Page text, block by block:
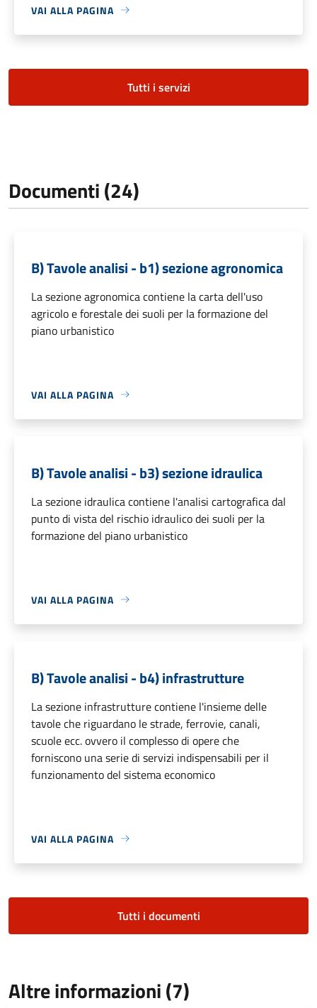
VAI ALLA PAGINA
Tutti i servizi
Documenti (24)
B) Tavole analisi - b1) sezione agronomica
La sezione agronomica contiene la carta dell'uso
agricolo e forestale dei suoli per la formazione del
piano urbanistico
VAI ALLA PAGINA
B) Tavole analisi - b3) sezione idraulica
La sezione idraulica contiene l'analisi cartografica dal
punto di vista del rischio idraulico dei suoli per la
formazione del piano urbanistico
VAI ALLA PAGINA
B) Tavole analisi - b4) infrastrutture
La sezione infrastrutture contiene l'insieme delle
tavole che riguardano le strade, ferrovie, canali,
scuole ecc. ovvero il complesso di opere che
forniscono una serie di servizi indispensabili per il
funzionamento del sistema economico
VAI ALLA PAGINA
Tutti i documenti
Altre informazioni (7)